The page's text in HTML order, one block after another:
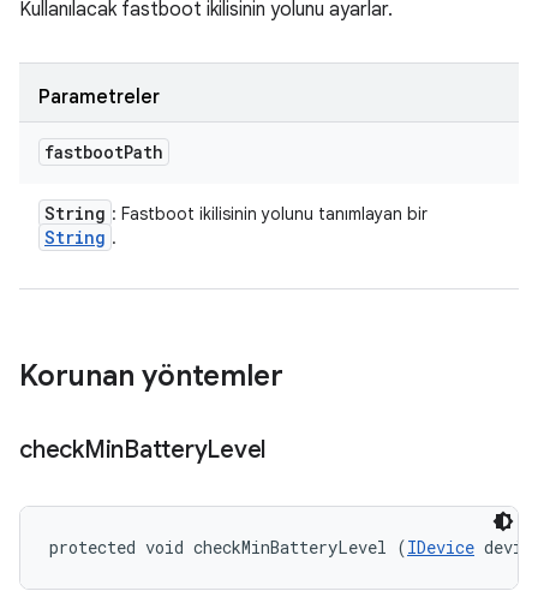
Kullanılacak fastboot ikilisinin yolunu ayarlar.
Parametreler
fastbootPath
String : Fastboot ikilisinin yolunu tanımlayan bir
String .
Korunan yöntemler
checkMinBatteryLevel
protected void checkMinBatteryLevel (IDevice